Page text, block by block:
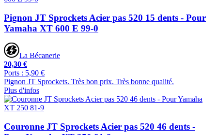
Pignon JT Sprockets Acier pas 520 15 dents - Pour
Yamaha XT 600 E 99-0
La Bécanerie
20,30 €
Ports : 5,90 €
Pignon JT Sprockets. Très bon prix. Très bonne qualité.
Plus d'infos
Couronne JT Sprockets Acier pas 520 46 dents -